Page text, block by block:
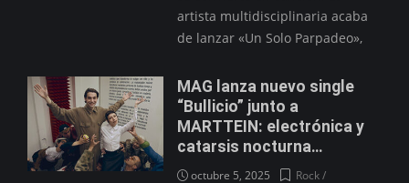
artista multidisciplinaria acaba
de lanzar «Un Solo Parpadeo»,
MAG lanza nuevo single
“Bullicio” junto a
MARTTEIN: electrónica y
catarsis nocturna…
octubre 5, 2025
Rock /